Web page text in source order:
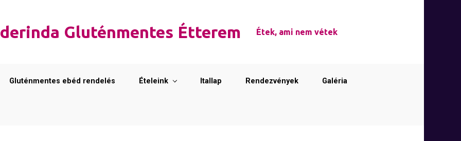
Gluténmentes Étterem Étek, ami nem vétek
Gluténmentes ebéd rendelés Ételeink Itallap Rendezvények Galéria